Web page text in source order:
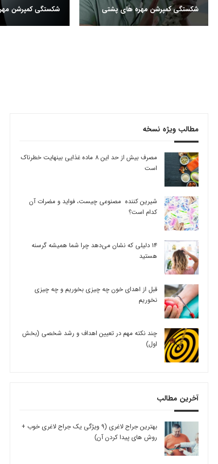
شکستگی کمپرشن مهره های پشتی شکستگی کمپرشن
مطالب ویژه نسخه
مصرف بیش از حد این 8 ماده غذایی بینهایت خطرناک
است
شیرین کننده مصنوعی چیست، فواید و مضرات آن
کدام است؟
14 دلیلی که نشان می‌دهد چرا شما همیشه گرسنه
هستید
قبل از اهدای خون چه چیزی بخوریم و چه چیزی
نخوریم
چند نکته مهم در تعیین اهداف و رشد شخصی (بخش
اول)
آخرین مطالب
بهترین جراح لاغری (9 ویژگی یک جراح لاغری خوب +
روش های پیدا کردن آن)